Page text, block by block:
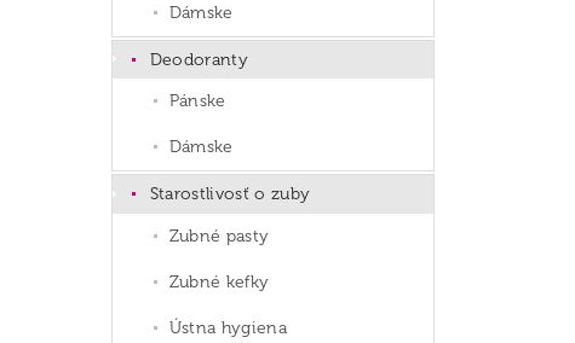
Dámske
Deodoranty
Pánske
Dámske
Starostlivosť o zuby
Zubné pasty
Zubné kefky
Ústna hygiena